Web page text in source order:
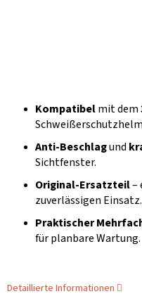
Kompatibelmit dem
Anti-Beschlagund
Sichtfenster.
Original-Ersatzteil–
zuverlässigen Einsatz.
Praktischer
für planbare Wartung.
Detaillierte Informationen